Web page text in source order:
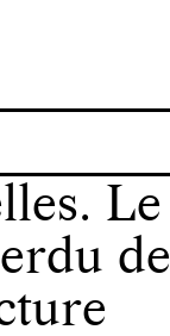
Le
de